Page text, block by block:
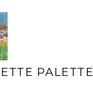
PALETTE